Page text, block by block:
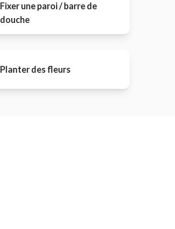
Fixer une paroi / barre de
douche
Planter des fleurs